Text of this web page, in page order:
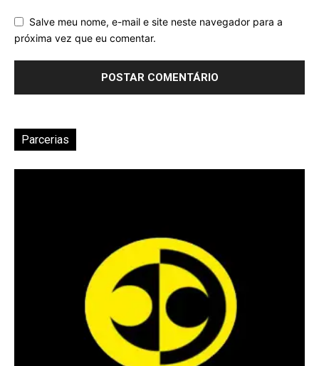
Salve meu nome, e-mail e site neste navegador para a
próxima vez que eu comentar.
Parcerias